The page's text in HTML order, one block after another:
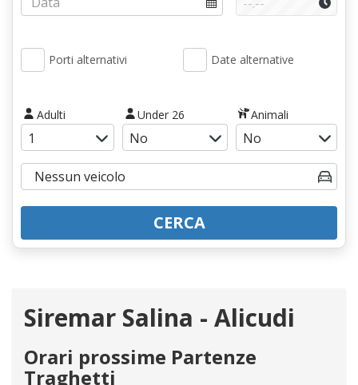
Porti alternativi Date alternative
Adulti Under 26 Animali
CERCA
Siremar Salina - Alicudi
Orari prossime Partenze
Traghetti